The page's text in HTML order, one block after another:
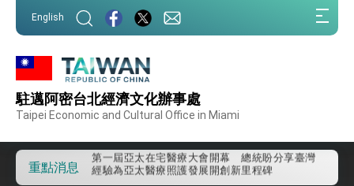
English
駐邁阿密台北經濟文化辦事處
Taipei Economic and Cultural Office in Miami
重點消息
外交部重要言論
我國政府將在美國亞利桑納州設立「駐鳳凰城辦
事處」，進一步深化台美交流合作
經驗為亞太醫療照護發展開創新里程碑
外交部發布WHA文宣影片「台灣醫療點亮世界」